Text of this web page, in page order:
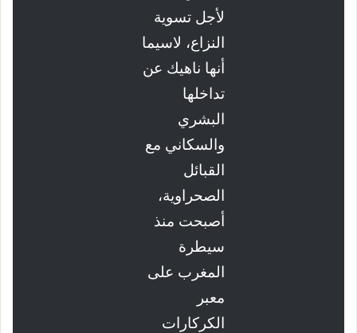
لأجل تسوية
النزاع، لاسيما
أنها ناهيك عن
تداخلها
البشري
والسكاني مع
القبائل
الصحراوية،
أصبحت منذ
سيطرة
المغرب على
معبر
الكركارات